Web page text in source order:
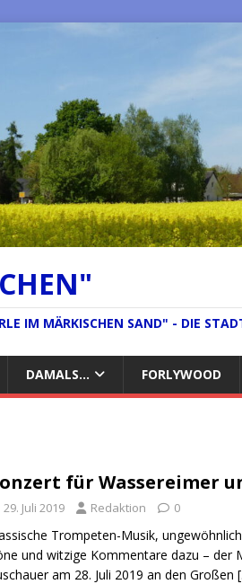
IM MÄRKISCHEN SAND" - DIE
DAMALS… FORLYWOOD
für Wassereimer
29. Juli 2019 Redaktion 0
Trompeten-Musik,
und witzige Kommentare dazu – der
am 28. Juli 2019 an den Großen